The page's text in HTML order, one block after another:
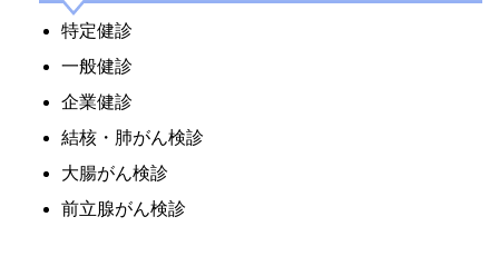
特定健診
一般健診
企業健診
結核・肺がん検診
大腸がん検診
前立腺がん検診